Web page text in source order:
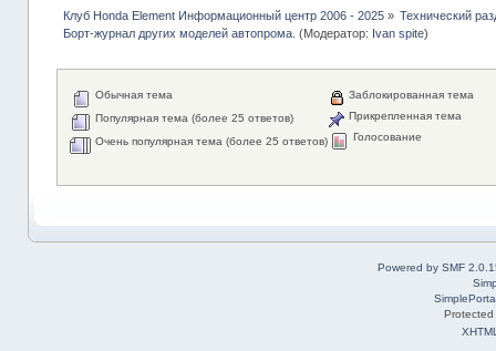
Клуб Honda Element Информационный центр 2006 - 2025» Технический
Борт-журнал других моделей автопрома. (Модератор: Ivan spite)
Обычная тема
Популярная тема (более 25 ответов)
Очень популярная тема (более 25 ответов)
Заблокированная тема
Прикрепленная тема
Голосование
Powered by SMF